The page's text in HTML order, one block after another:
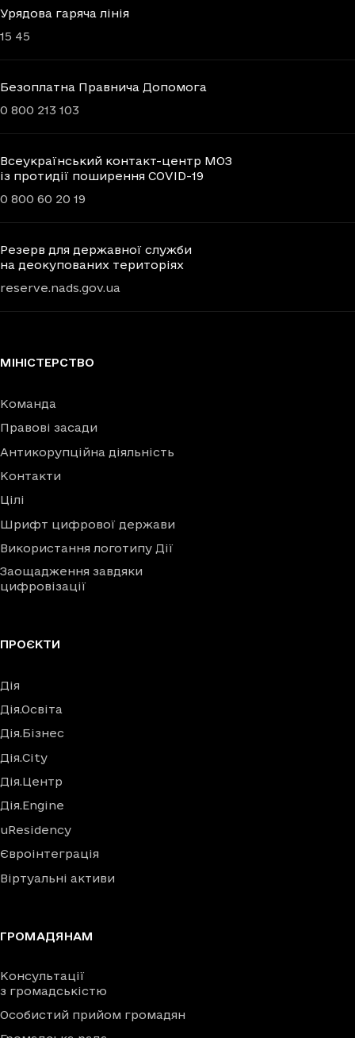
Урядова гаряча лінія
15 45
Безоплатна Правнича Допомога
0 800 213 103
Всеукраїнський контакт-центр МОЗ
із протидії поширення COVID-19
0 800 60 20 19
Резерв для державної служби
на деокупованих територіях
reserve.nads.gov.ua
МІНІСТЕРСТВО
Команда
Правові засади
Антикорупційна діяльність
Контакти
Цілі
Шрифт цифрової держави
Використання логотипу Дії
Заощадження завдяки
цифровізації
ПРОЄКТИ
Дія
Дія.Освіта
Дія.Бізнес
Дія.City
Дія.Центр
Дія.Engine
uResidency
Євроінтеграція
Віртуальні активи
ГРОМАДЯНАМ
Консультації
з громадськістю
Особистий прийом громадян